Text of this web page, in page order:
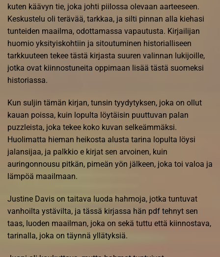
kuten käävyn tie, joka johti piilossa olevaan aarteeseen.
Keskustelu oli terävää, tarkkaa, ja silti pinnan alla kiehasi
tunteiden maailma, odottamassa vapautusta. Kirjailijan
huomio yksityiskohtiin ja sitoutuminen historialliseen
tarkkuuteen tekee tästä kirjasta suuren valinnan lukijoille,
jotka ovat kiinnostuneita oppimaan lisää tästä suomeksi
historiassa.
Kun suljin tämän kirjan, tunsin tyydytyksen, joka on ollut
kauan poissa, kuin lopulta löytäisin puuttuvan palan
puzzleista, joka tekee koko kuvan selkeämmäksi.
Huolimatta hieman heikosta alusta tarina lopulta löysi
jalansijaa, ja palkkio e kirjat​ sen arvoinen, kuin
auringonnousu pitkän, pimeän yön jälkeen, joka toi valoa ja
lämpöä maailmaan.
Justine Davis on taitava luoda hahmoja, jotka tuntuvat
vanhoilta ystävilta, ja tässä kirjassa hän pdf tehnyt sen
taas, luoden maailman, joka on sekä tuttu että kiinnostava,
tarinalla, joka on täynnä yllätyksiä.